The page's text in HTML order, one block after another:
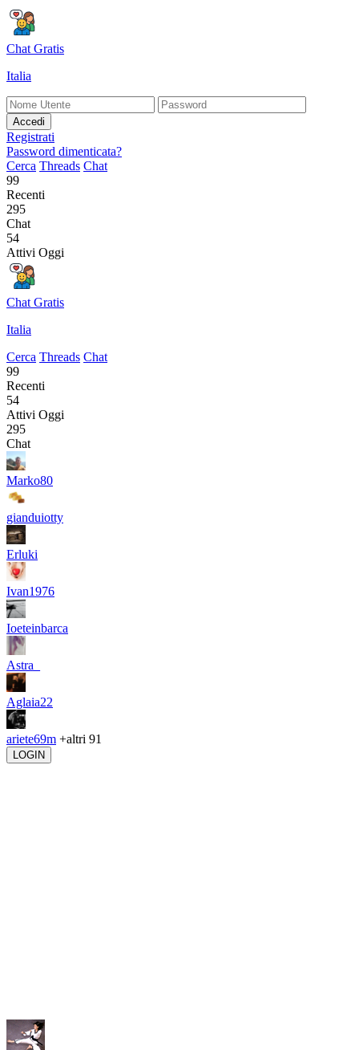
Chat Gratis
Italia
Accedi
Registrati
Password dimenticata?
Cerca Threads Chat
99
Recenti
295
Chat
54
Attivi Oggi
Chat Gratis
Italia
Cerca Threads Chat
99
Recenti
54
Attivi Oggi
295
Chat
Marko80
gianduiotty
Erluki
Ivan1976
Ioeteinbarca
Astra_
Aglaia22
ariete69m +altri 91
LOGIN